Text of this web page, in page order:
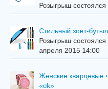
Розыгрыш
Стильный зонт-
Розыгрыш состоялся
апреля 2015 14:00
Женские кварцевые
«ok»